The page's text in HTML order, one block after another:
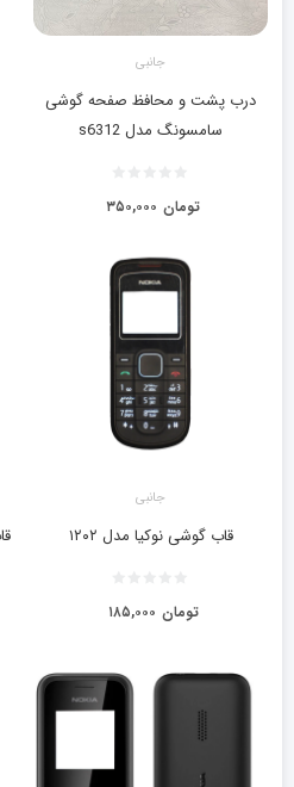
جانبی
درب پشت و محافظ صفحه گوشی
سامسونگ مدل s6312
۳۵۰,۰۰۰ تومان
جانبی
قاب گوشی نوکیا مدل ۱۲۰۲
۱۸۵,۰۰۰ تومان